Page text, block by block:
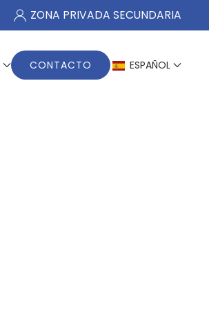
ZONA PRIVADA SECUNDARIA
CONTACTO ESPAÑOL